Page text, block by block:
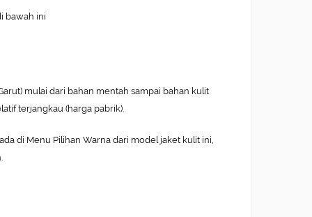
bawah ini
mulai dari bahan mentah sampai bahan kulit
terjangkau (harga pabrik).
di Menu Pilihan Warna dari model jaket kulit ini,